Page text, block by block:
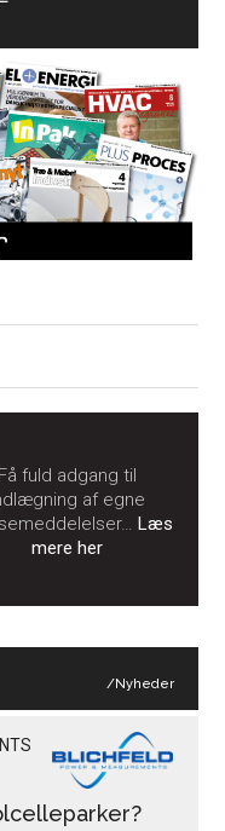
Få fuld adgang til
af egne
Læs
mere her
/Nyheder